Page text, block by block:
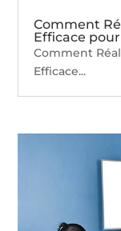
Comment
Efficace
Comment
Efficace...